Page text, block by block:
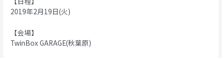
2019年2月19日(火)
【会場】
TwinBox GARAGE(秋葉原)